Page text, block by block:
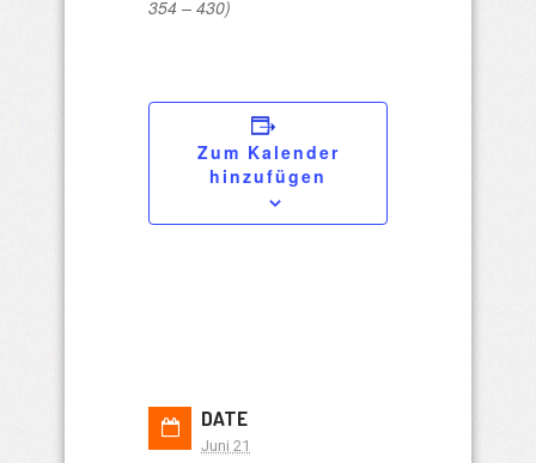
354 – 430)
Zum Kalender
hinzufügen
DATE
Juni 21